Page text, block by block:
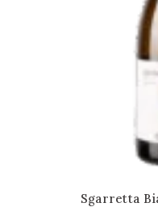
Sgarretta